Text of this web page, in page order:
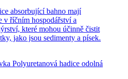
absorbující bahno mají
v říčním hospodářství a
které mohou účinně čistit
jako jsou sedimenty a písek.